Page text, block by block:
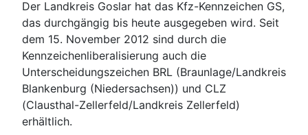
Der Landkreis Goslar hat das Kfz-Kennzeichen GS,
das durchgängig bis heute ausgegeben wird. Seit
dem 15. November 2012 sind durch die
Kennzeichenliberalisierung auch die
Unterscheidungszeichen BRL (Braunlage/Landkreis
Blankenburg (Niedersachsen)) und CLZ
(Clausthal-Zellerfeld/Landkreis Zellerfeld)
erhältlich.